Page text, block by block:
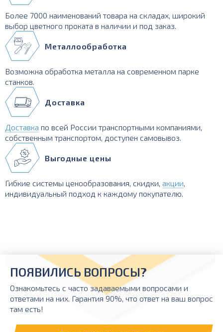
Более 7000 наименований товара на складах, широкий
выбор цветного проката в наличии и под заказ.
Металлообработка
Возможна обработка металла на современном парке
станков.
Доставка
Доставка по всей России транспортными компаниями,
собственным транспортом, доступен самовывоз.
Выгодные цены
Гибкие системы ценообразования, скидки, акции,
индивидуальный подход к каждому покупателю.
ПОЯВИЛИСЬ ВОПРОСЫ?
Ознакомьтесь с часто задаваемыми вопросами и
ответами на них. Гарантия 90%, что ответ на ваш вопрос
там есть!